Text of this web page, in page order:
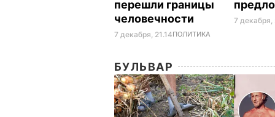
перешли границы
человечности
7 декабря, 21.14ПОЛИТИКА
7 декабря,
БУЛЬВАР